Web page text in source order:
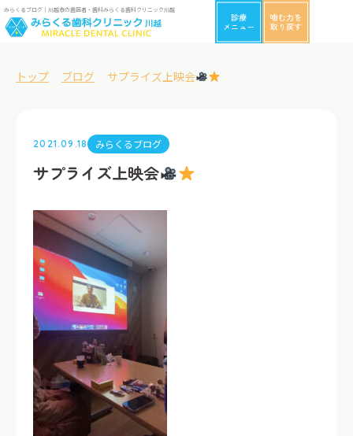
みらくるブログ｜川越市の歯医者・歯科みらくる歯科クリニック川越
診療
メニュー
噛む力を
取り戻す
トップ ブログ サプライズ上映会
2021.09.18 みらくるブログ
サプライズ上映会